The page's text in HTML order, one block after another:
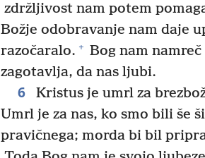
zdržljivost nam potem
Božje odobravanje nam daje
razočaralo. + Bog nam
zagotavlja, da nas ljubi.
6
Kristus je umrl za
Umrl je za nas, ko smo bili še
pravičnega; morda bi bil